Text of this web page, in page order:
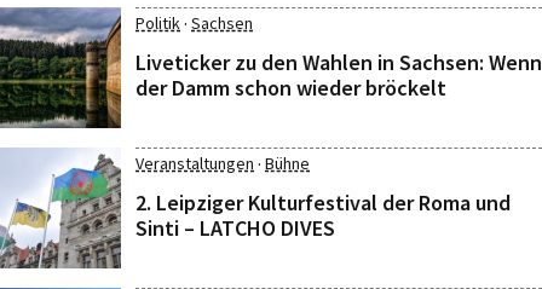
Politik· Sachsen
Liveticker zu den Wahlen in Sachsen: Wenn
der Damm schon wieder bröckelt
Veranstaltungen · Bühne
2. Leipziger Kulturfestival der Roma und
Sinti – LATCHO DIVES